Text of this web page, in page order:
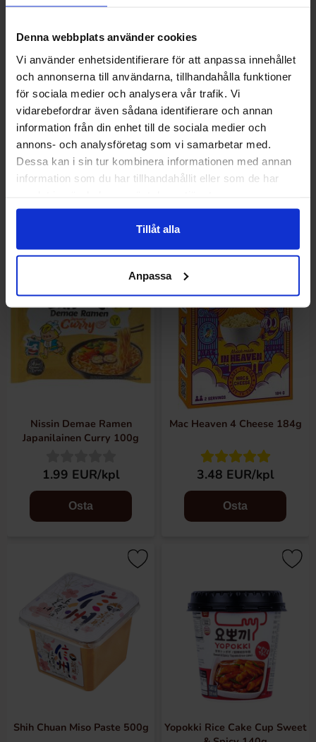
Denna webbplats använder cookies
Vi använder enhetsidentifierare för att anpassa innehållet
och annonserna till användarna, tillhandahålla funktioner
för sociala medier och analysera vår trafik. Vi
vidarebefordrar även sådana identifierare och annan
information från din enhet till de sociala medier och
annons- och analysföretag som vi samarbetar med.
Dessa kan i sin tur kombinera informationen med annan
information som du har tillhandahållit eller som de har
Tillåt alla
Anpassa
Nestle Coffee-Mate Caramel
Latte 425g
9.90 EUR/kpl
Betty Crocker Indulgent
Chocolate Fudge Icing 400g
8.90 EUR/kpl
Nissin Demae Ramen
Japanilainen Curry 100g
1.99 EUR/kpl
Osta
Mac Heaven 4 Cheese 184g
3.48 EUR/kpl
Osta
Shih Chuan Miso Paste 500g
Yopokki Rice Cake Cup Sweet